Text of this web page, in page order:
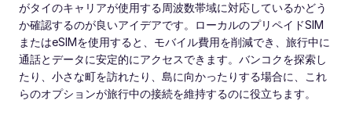
がタイのキャリアが使用する周波数帯域に対応しているかどう
か確認するのが良いアイデアです。ローカルのプリペイドSIM
またはeSIMを使用すると、モバイル費用を削減でき、旅行中に
通話とデータに安定的にアクセスできます。バンコクを探索し
たり、小さな町を訪れたり、島に向かったりする場合に、これ
らのオプションが旅行中の接続を維持するのに役立ちます。